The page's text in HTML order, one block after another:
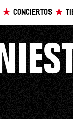
CONCIERTOS